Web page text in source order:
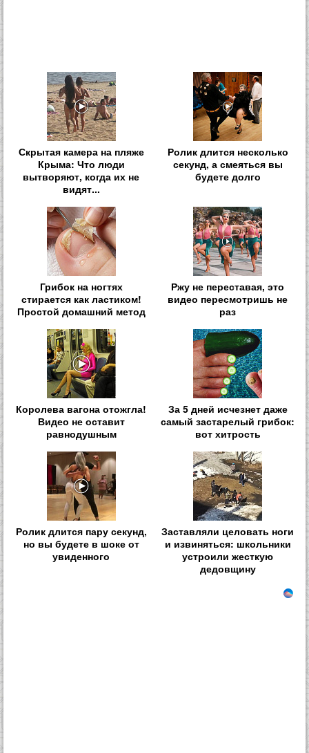
Скрытая камера на пляже
Крыма: Что люди
вытворяют, когда их не
видят...
Ролик длится несколько
секунд, а смеяться вы
будете долго
Грибок на ногтях
стирается как ластиком!
Простой домашний метод
Ржу не переставая, это
видео пересмотришь не
раз
Королева вагона отожгла!
Видео не оставит
равнодушным
За 5 дней исчезнет даже
самый застарелый грибок:
вот хитрость
Ролик длится пару секунд,
но вы будете в шоке от
увиденного
Заставляли целовать ноги
и извиняться: школьники
устроили жесткую
дедовщину